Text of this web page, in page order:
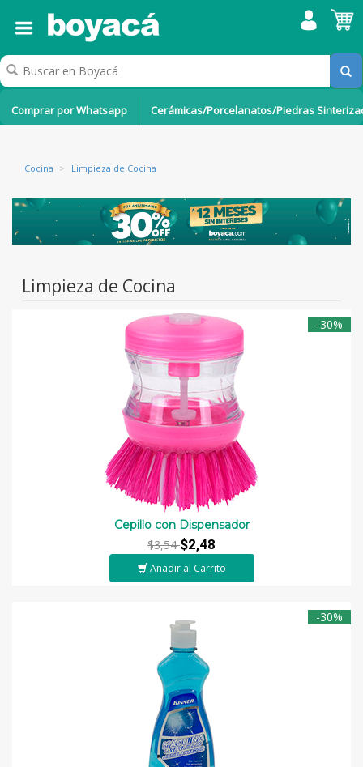
Comprar por Whatsapp Cerámicas/Porcelanatos/Piedras
Cocina > Limpieza de Cocina
Limpieza de Cocina
-30%
Cepillo con Dispensador
$3,54$2,48
Añadir al Carrito
-30%